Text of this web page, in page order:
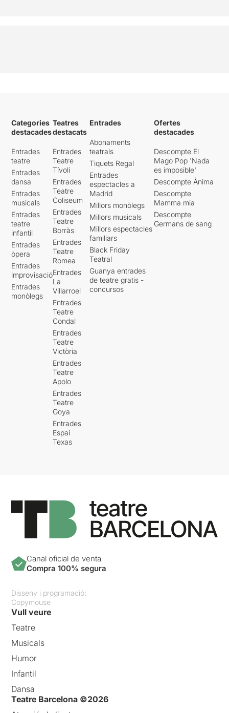
Categories
destacades
Entrades
teatre
Entrades
dansa
Entrades
musicals
Entrades
teatre
infantil
Entrades
òpera
Entrades
improvisació
Entrades
monòlegs
Teatres
destacats
Entrades
Teatre
Tívoli
Entrades
Teatre
Coliseum
Entrades
Teatre
Borràs
Entrades
Teatre
Romea
Entrades
La
Villarroel
Entrades
Teatre
Condal
Entrades
Teatre
Victòria
Entrades
Teatre
Apolo
Entrades
Teatre
Goya
Entrades
Espai
Texas
Entrades
Abonaments
teatrals
Tiquets Regal
Entrades
espectacles a
Madrid
Millors monòlegs
Millors musicals
Millors espectacles
familiars
Black Friday
Teatral
Guanya entrades
de teatre gratis -
concursos
Ofertes
destacades
Descompte El
Mago Pop 'Nada
es imposible'
Descompte Ànima
Descompte
Mamma mia
Descompte
Germans de sang
Canal oficial de venta
Compra 100% segura
Disseny i programació:
Copymouse
Vull veure
Teatre
Musicals
Humor
Infantil
Dansa
Teatre Barcelona ©2026